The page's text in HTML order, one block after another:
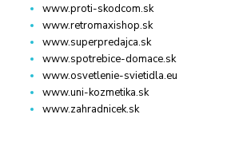
www.proti-skodcom.sk
www.retromaxishop.sk
www.superpredajca.sk
www.spotrebice-domace.sk
www.osvetlenie-svietidla.eu
www.uni-kozmetika.sk
www.zahradnicek.sk